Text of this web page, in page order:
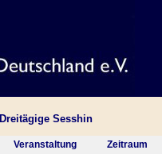
Dreitägige Sesshin
Veranstaltung Zeitraum